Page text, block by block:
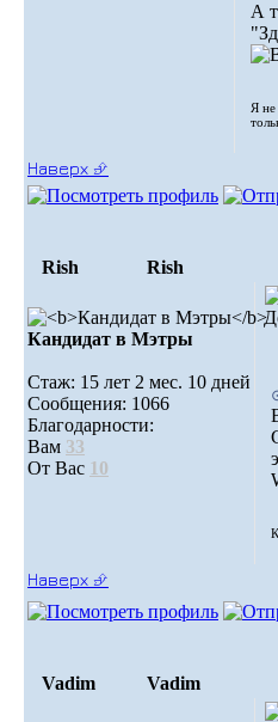
А
Я
Наверх ⮵
Rish Rish
Кандидат в Мэтры
Стаж: 15 лет 2 мес. 10 дней
Сообщения: 1066
Благодарности:
Вам 33
От Вас 10
Наверх ⮵
Vadim Vadim